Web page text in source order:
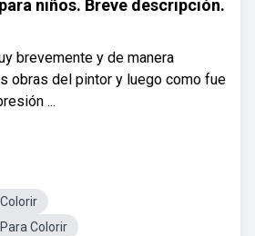
niños. Breve descripción.
brevemente y de manera
obras del pintor y luego como fue
...
Colorir